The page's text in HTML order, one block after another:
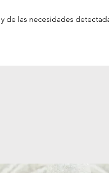
de las necesidades
el cual será universal y
a realizar.
que sean afines a los